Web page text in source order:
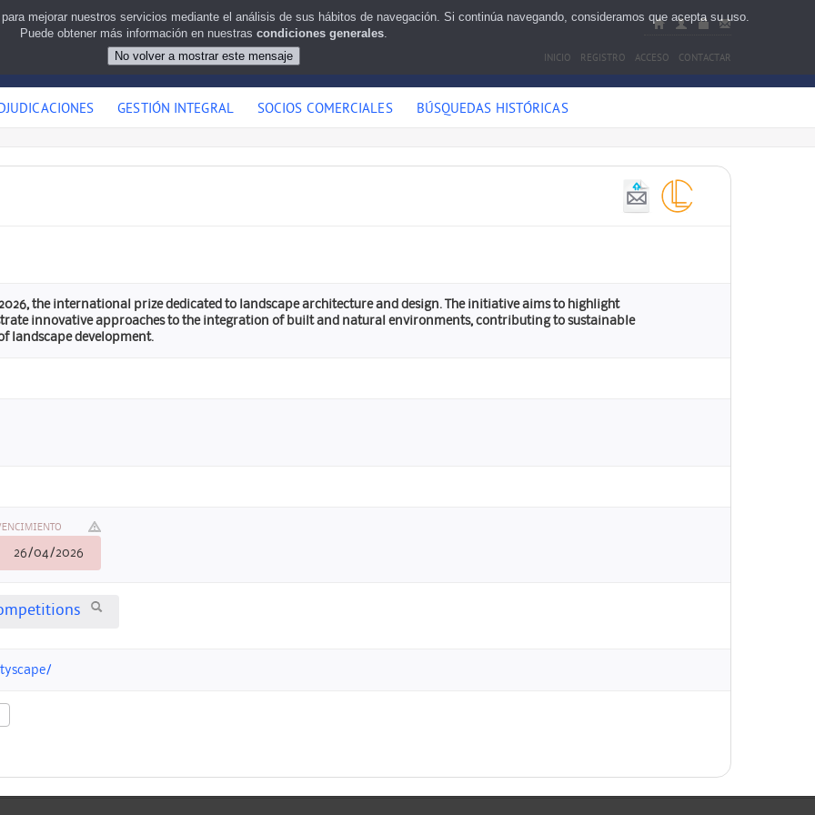
INICIO REGISTRO ACCESO CONTACTAR
GESTIÓN INTEGRAL SOCIOS COMERCIALES BÚSQUEDAS HISTÓRICAS
2026, the international prize dedicated to landscape architecture and design. The initiative aims to highlight
innovative approaches to the integration of built and natural environments, contributing to sustainable
landscape development.
26/04/2026
mejorar nuestros servicios mediante el análisis de sus hábitos de navegación. Si continúa navegando, consideramos que acepta su uso.
Puede obtener más información en nuestras condiciones generales.